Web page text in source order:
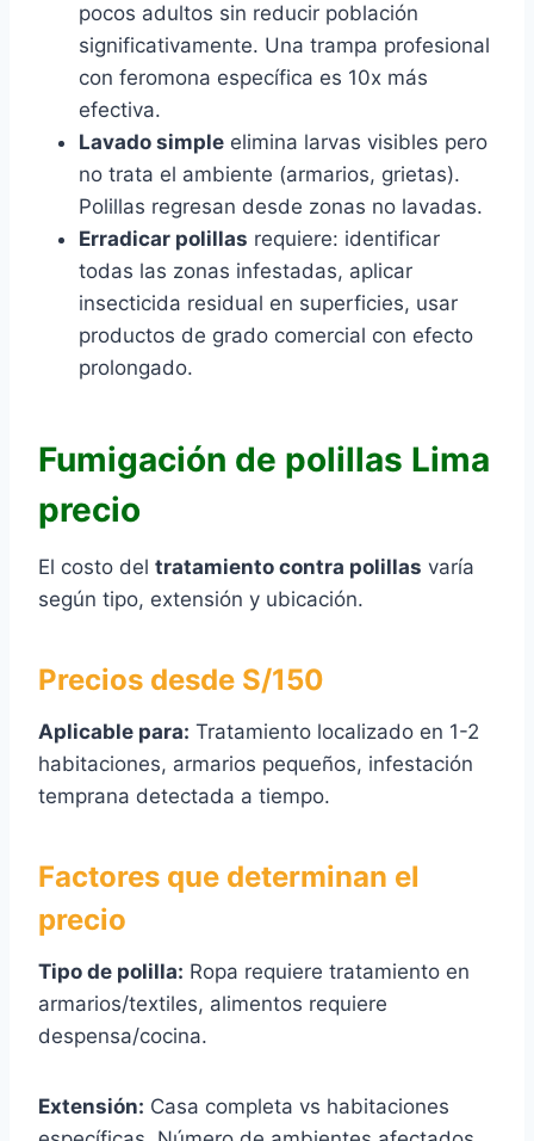
pocos adultos sin reducir población
significativamente. Una trampa profesional
con feromona específica es 10x más
efectiva.
Lavado simple elimina larvas visibles pero
no trata el ambiente (armarios, grietas).
Polillas regresan desde zonas no lavadas.
Erradicar polillas requiere: identificar
todas las zonas infestadas, aplicar
insecticida residual en superficies, usar
productos de grado comercial con efecto
prolongado.
Fumigación de polillas Lima
precio
El costo del tratamiento contra polillas varía
según tipo, extensión y ubicación.
Precios desde S/150
Aplicable para: Tratamiento localizado en 1-2
habitaciones, armarios pequeños, infestación
temprana detectada a tiempo.
Factores que determinan el
precio
Tipo de polilla: Ropa requiere tratamiento en
armarios/textiles, alimentos requiere
despensa/cocina.
Extensión: Casa completa vs habitaciones